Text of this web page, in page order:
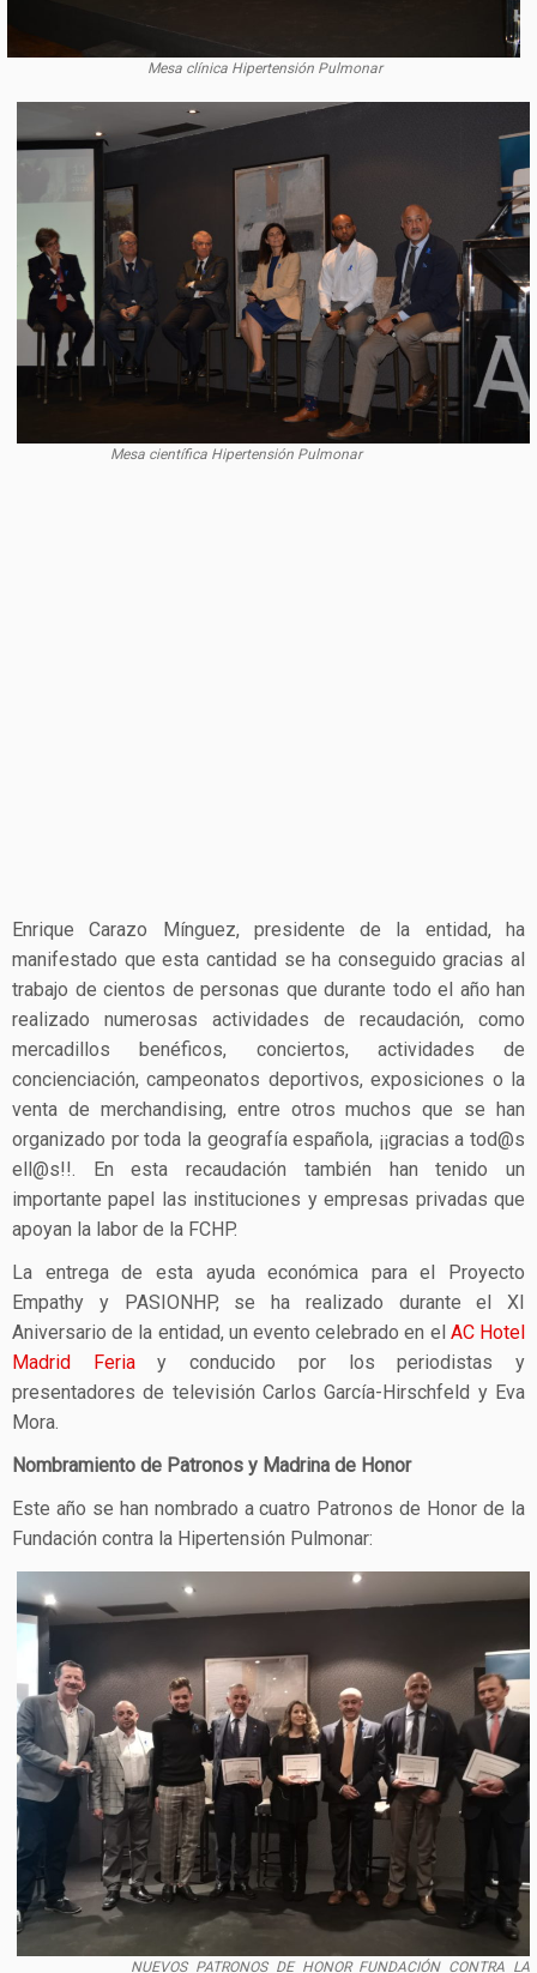
Mesa clínica Hipertensión Pulmonar
Mesa científica Hipertensión Pulmonar
Enrique Carazo Mínguez, presidente de la entidad, ha
manifestado que esta cantidad se ha conseguido gracias al
trabajo de cientos de personas que durante todo el año han
realizado numerosas actividades de recaudación, como
mercadillos benéficos, conciertos, actividades de
concienciación, campeonatos deportivos, exposiciones o la
venta de merchandising, entre otros muchos que se han
organizado por toda la geografía española, ¡¡gracias a tod@s
ell@s!!. En esta recaudación también han tenido un
importante papel las instituciones y empresas privadas que
apoyan la labor de la FCHP.
La entrega de esta ayuda económica para el Proyecto
Empathy y PASIONHP, se ha realizado durante el XI
Aniversario de la entidad, un evento celebrado en el AC Hotel
Madrid Feriay conducido por los periodistas y
presentadores de televisión Carlos García-Hirschfeld y Eva
Mora.
Nombramiento de Patronos y Madrina de Honor
Este año se han nombrado a cuatro Patronos de Honor de la
Fundación contra la Hipertensión Pulmonar:
NUEVOS PATRONOS DE HONOR FUNDACIÓN CONTRA LA